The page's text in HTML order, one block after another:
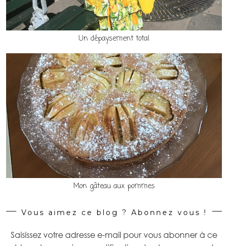
Un dépaysement total
Mon gâteau aux pommes
Vous aimez ce blog ? Abonnez vous !
Saisissez votre adresse e-mail pour vous abonner à ce